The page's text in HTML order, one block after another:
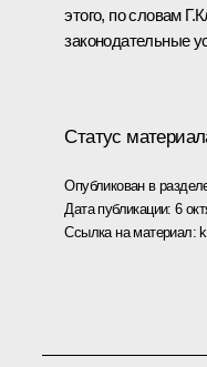
этого, по словам
законодательные
Статус
Опубликован в
Дата публикации:6
Ссылка на материал: